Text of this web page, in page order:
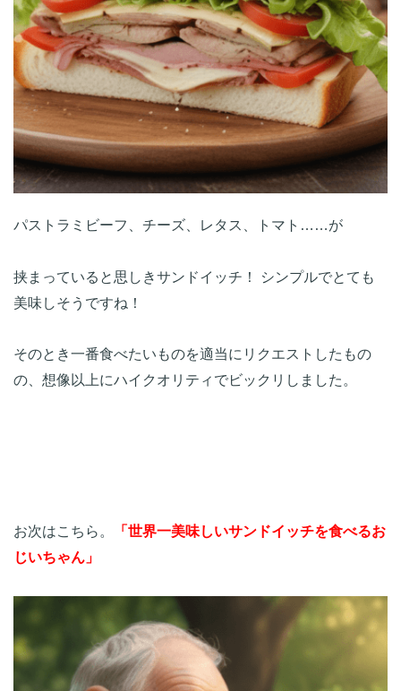
パストラミビーフ、チーズ、レタス、トマト……が
挟まっていると思しきサンドイッチ！ シンプルでとても
美味しそうですね！
そのとき一番食べたいものを適当にリクエストしたもの
の、想像以上にハイクオリティでビックリしました。
お次はこちら。
「世界一美味しいサンドイッチを食べるお
じいちゃん」